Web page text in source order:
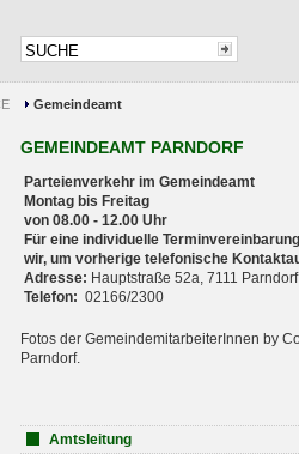
Gemeindeamt
GEMEINDEAMT PARNDORF
Parteienverkehr im
Montag bis Freitag
von 08.00 - 12.00 Uhr
Für eine individuelle
wir, um vorherige telefonische
Adresse: Hauptstraße 52a, 7111 Parndorf
Telefon: 02166/2300
Fotos der GemeindemitarbeiterInnen by
Parndorf.
Amtsleitung